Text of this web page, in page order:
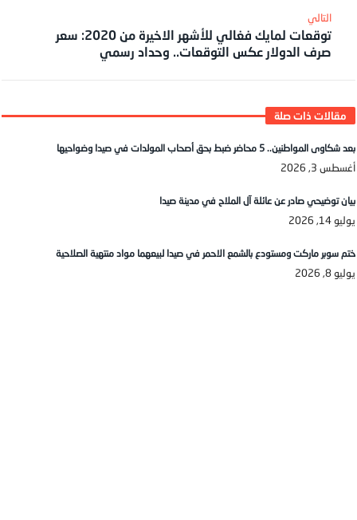
‎التالي
توقعات لمايك فغالي للأشهر الاخيرة من 2020: سعر
صرف الدولار عكس التوقعات.. وحداد رسمي
بعد شكاوى المواطنين.. 5 محاضر ضبط بحق أصحاب المولدات في صيدا وضواحيها
أغسطس 3, 2026
بيان توضيحي صادر عن عائلة آل الملاح في مدينة صيدا
يوليو 14, 2026
ختم سوبر ماركت ومستودع بالشمع الاحمر في صيدا لبيعهما مواد منتهية الصلاحية
يوليو 8, 2026